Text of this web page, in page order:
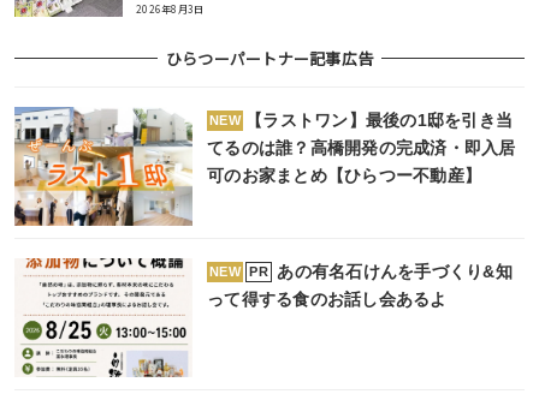
2026年8月3日
ひらつーパートナー記事広告
NEW
【ラストワン】最後の1邸を引き当
てるのは誰？高橋開発の完成済・即入居
可のお家まとめ【ひらつー不動産】
NEW PR
あの有名石けんを手づくり&知
って得する食のお話し会あるよ